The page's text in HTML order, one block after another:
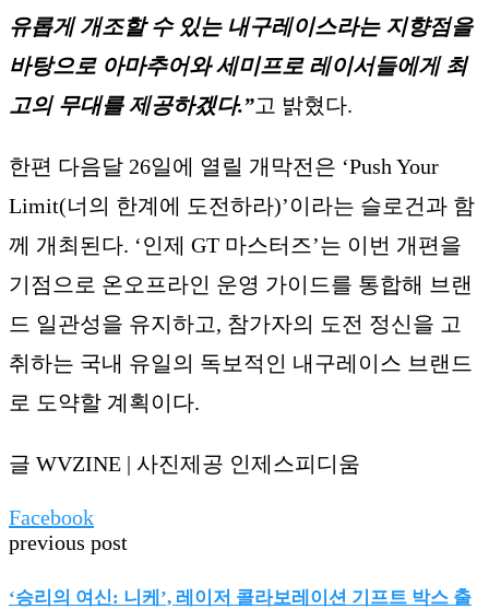
유롭게 개조할 수 있는 내구레이스라는 지향점을
바탕으로 아마추어와 세미프로 레이서들에게 최
고의 무대를 제공하겠다.”고 밝혔다.
한편 다음달 26일에 열릴 개막전은 ‘Push Your
Limit(너의 한계에 도전하라)’이라는 슬로건과 함
께 개최된다. ‘인제 GT 마스터즈’는 이번 개편을
기점으로 온오프라인 운영 가이드를 통합해 브랜
드 일관성을 유지하고, 참가자의 도전 정신을 고
취하는 국내 유일의 독보적인 내구레이스 브랜드
로 도약할 계획이다.
글 WVZINE | 사진제공 인제스피디움
Facebook
previous post
‘승리의 여신: 니케’, 레이저 콜라보레이션 기프트 박스 출